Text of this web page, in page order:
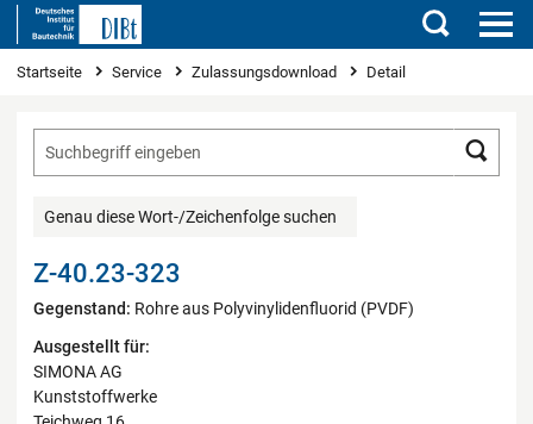
Suchen
Sie sind hier
Startseite Service Zulassungsdownload Detail
Genau diese Wort-/Zeichenfolge suchen
Z-40.23-323
Gegenstand: Rohre aus Polyvinylidenfluorid (PVDF)
Ausgestellt für:
SIMONA AG
Kunststoffwerke